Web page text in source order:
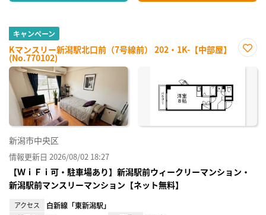
キャンペーン
Kマンスリー新潟駅北口前（7号線前） 202・1K-【中部屋】
(No.770102)
に入
新潟市中央区
情報更新日 2026/08/02 18:27
【ＷｉＦｉ可・駐車場あり】新潟駅前ウィークリーマンション・
新潟駅前マンスリーマンション【ネット無料】
アクセス 白新線「東新潟駅」